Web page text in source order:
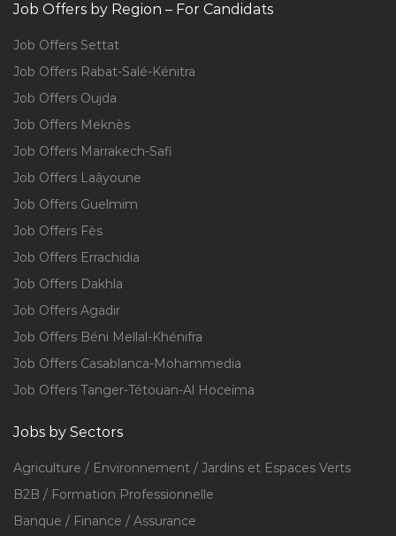
Job Offers by Region – For Candidats
Job Offers Settat
Job Offers Rabat-Salé-Kénitra
Job Offers Oujda
Job Offers Meknès
Job Offers Marrakech-Safi
Job Offers Laâyoune
Job Offers Guelmim
Job Offers Fès
Job Offers Errachidia
Job Offers Dakhla
Job Offers Agadir
Job Offers Béni Mellal-Khénifra
Job Offers Casablanca-Mohammedia
Job Offers Tanger-Tétouan-Al Hoceïma
Jobs by Sectors
Agriculture / Environnement / Jardins et Espaces Verts
B2B / Formation Professionnelle
Banque / Finance / Assurance